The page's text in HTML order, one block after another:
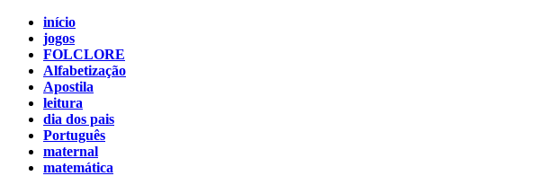
início
jogos
FOLCLORE
Alfabetização
Apostila
leitura
dia dos pais
Português
maternal
matemática